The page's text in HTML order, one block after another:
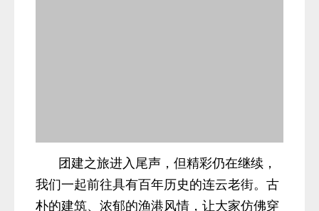
团建之旅进入尾声，但精彩仍在继续，
我们一起前往具有百年历史的连云老街。古
朴的建筑、浓郁的渔港风情，让大家仿佛穿